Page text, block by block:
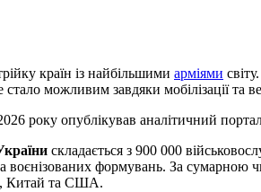
країн із найбільшими арміями
можливим завдяки мобілізації та
року опублікував аналітичний
складається з 900 000
воєнізованих формувань. За сумарною
Китай та США.